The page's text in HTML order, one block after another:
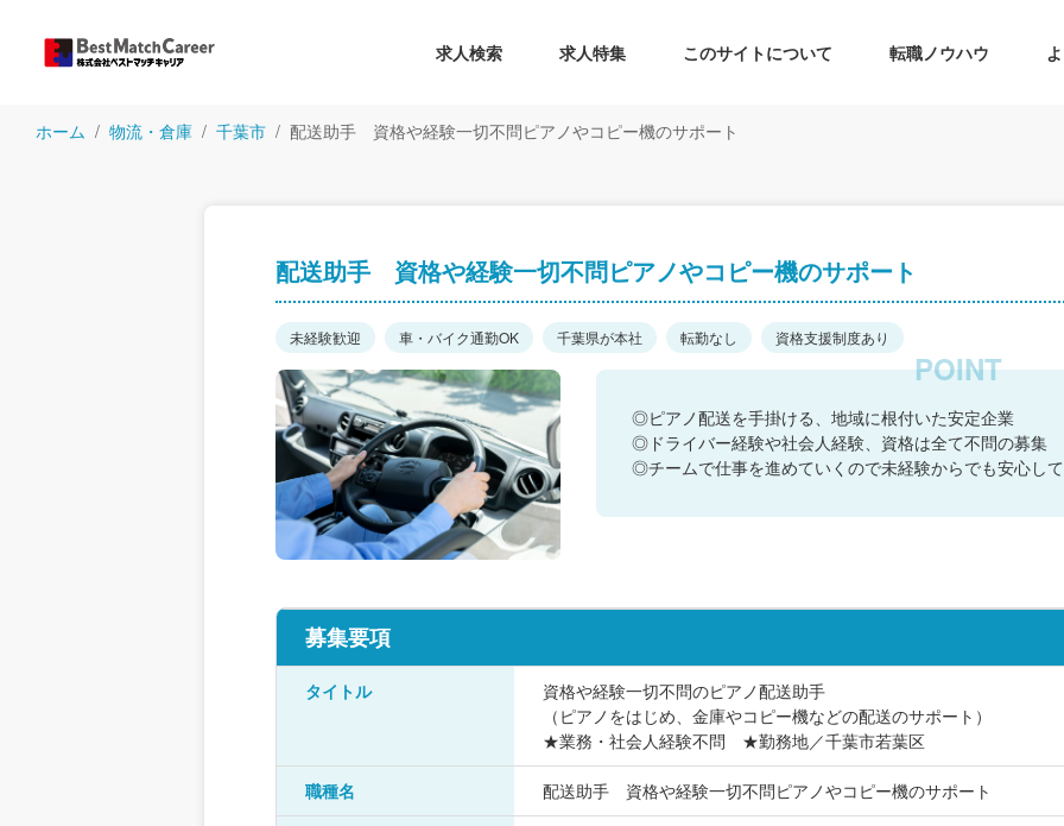
求人検索 求人特集 このサイトについて 転職ノウハウ
ホーム 物流・倉庫 千葉市 配送助手 資格や経験一切不問ピアノやコピー機のサポート
配送助手 資格や経験一切不問ピアノやコピー機のサポート
未経験歓迎 車・バイク通勤OK 千葉県が本社 転勤なし 資格支援制度あり
◎ピアノ配送を手掛ける、地域に根付いた安定企業
◎ドライバー経験や社会人経験、資格は全て不問の募集
◎チームで仕事を進めていくので未経験からでも安心し
募集要項
タイトル
資格や経験一切不問のピアノ配送助手
（ピアノをはじめ、金庫やコピー機などの配送のサポート）
★業務・社会人経験不問 ★勤務地／千葉市若葉区
職種名 配送助手 資格や経験一切不問ピアノやコピー機のサポート